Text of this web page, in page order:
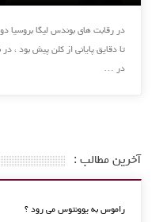
در رقابت های بوندس لیگا بروسیا
در …
آخرین مطالب :
راموس به یوونتوس می رود ؟